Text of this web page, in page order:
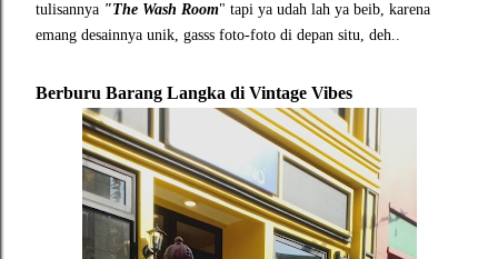
tulisannya "The Wash Room" tapi ya udah lah ya beib, karena
emang desainnya unik, gasss foto-foto di depan situ, deh..
Berburu Barang Langka di Vintage Vibes